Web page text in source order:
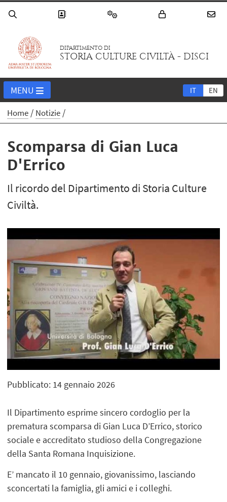
DIPARTIMENTO DI
STORIA CULTURE CIVILTÀ - DISCI
IT EN
MENU
Home Notizie
Scomparsa di Gian Luca
D'Errico
Il ricordo del Dipartimento di Storia Culture
Civiltà.
Pubblicato: 14 gennaio 2026
Il Dipartimento esprime sincero cordoglio per la
prematura scomparsa di Gian Luca D’Errico, storico
sociale e accreditato studioso della Congregazione
della Santa Romana Inquisizione.
E’ mancato il 10 gennaio, giovanissimo, lasciando
sconcertati la famiglia, gli amici e i colleghi.